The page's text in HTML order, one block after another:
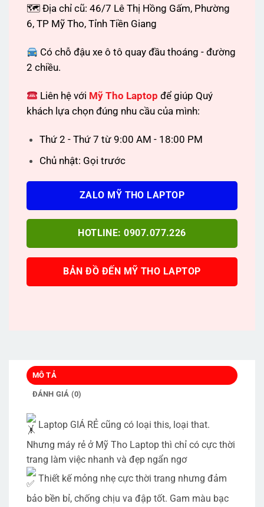
🗺 Địa chỉ cũ: 46/7 Lê Thị Hồng Gấm, Phường
6, TP Mỹ Tho, Tỉnh Tiền Giang
Có chỗ đậu xe ô tô quay đầu thoáng - đường
2 chiều.
Liên hệ với Mỹ Tho Laptop để giúp Quý
khách lựa chọn đúng nhu cầu của mình:
Thứ 2 - Thứ 7 từ 9:00 AM - 18:00 PM
Chủ nhật: Gọi trước
ZALO MỸ THO LAPTOP
HOTLINE: 0907.077.226
BẢN ĐỒ ĐẾN MỸ THO LAPTOP
MÔ TẢ
ĐÁNH GIÁ (0)
Laptop GIÁ RẺ cũng có loại this, loại that.
Nhưng máy rẻ ở Mỹ Tho Laptop thì chỉ có cực thời
trang làm việc nhanh và đẹp ngẩn ngơ
Thiết kế mỏng nhẹ cực thời trang nhưng đảm
bảo bền bỉ, chống chịu va đập tốt. Gam màu bạc